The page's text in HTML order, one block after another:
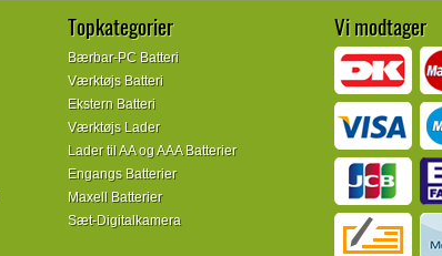
Topkategorier
Bærbar-PC Batteri
Værktøjs Batteri
Ekstern Batteri
Værktøjs Lader
Lader til AA og AAA Batterier
Engangs Batterier
Maxell Batterier
Sæt-Digitalkamera
Vi modtager